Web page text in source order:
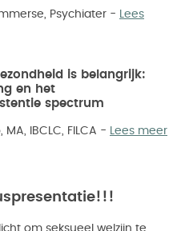
Psychiater - Lees
is belangrijk:
en het
spectrum
MA, IBCLC, FILCA - Lees meer
om seksueel welzijn te